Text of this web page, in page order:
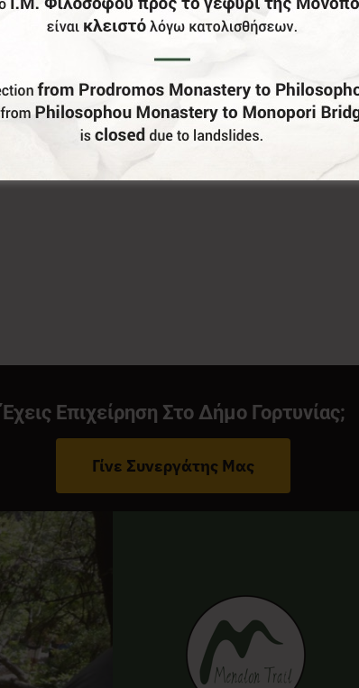
Έχεις Επιχείρηση Στο Δήμο Γορτυνίας;
Γίνε Συνεργάτης Μας